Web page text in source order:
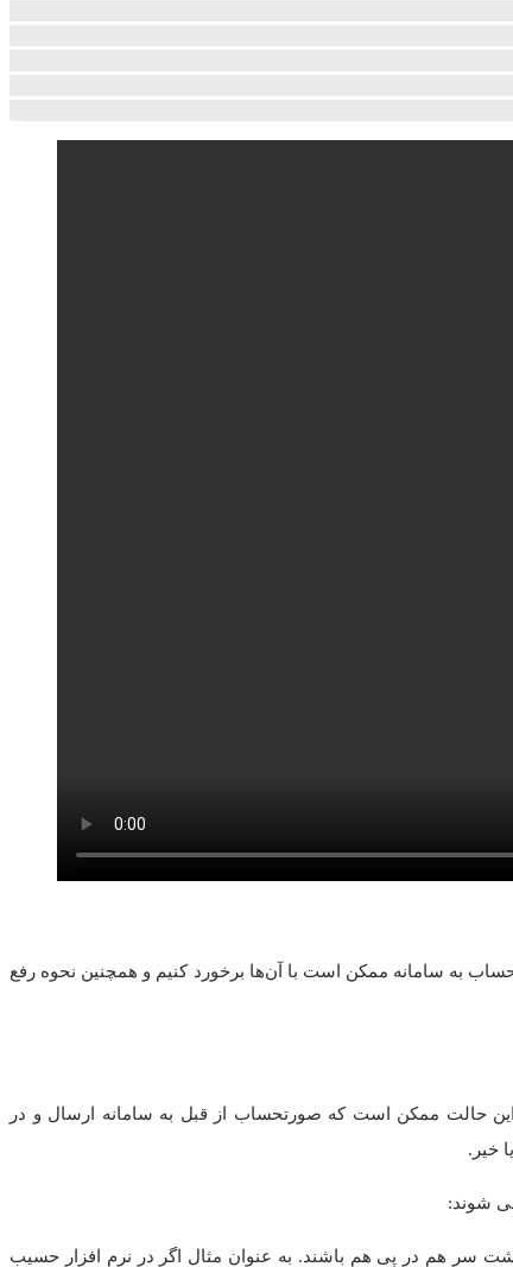
به سامانه ممکن است با آن‌ها برخورد کنیم و همچنین نحوه رفع
حالت ممکن است که صورتحساب از قبل به سامانه ارسال و در
خیر.
شوند:
سر هم در پی هم باشند. به عنوان مثال اگر در نرم افزار حسیب